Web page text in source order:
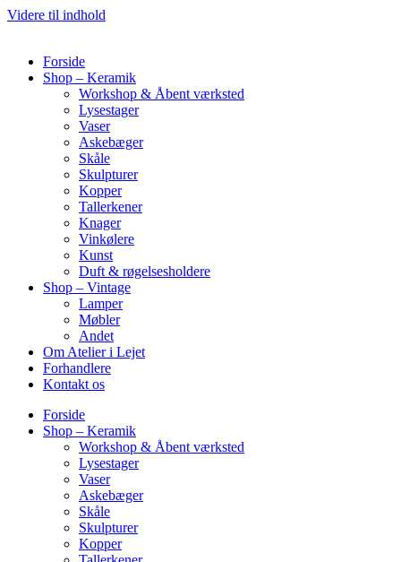
Videre til indhold
Forside
Shop – Keramik
Workshop & Åbent værksted
Lysestager
Vaser
Askebæger
Skåle
Skulpturer
Kopper
Tallerkener
Knager
Vinkølere
Kunst
Duft & røgelsesholdere
Shop – Vintage
Lamper
Møbler
Andet
Om Atelier i Lejet
Forhandlere
Kontakt os
Forside
Shop – Keramik
Workshop & Åbent værksted
Lysestager
Vaser
Askebæger
Skåle
Skulpturer
Kopper